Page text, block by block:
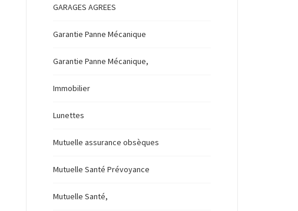
GARAGES AGREES
Garantie Panne Mécanique
Garantie Panne Mécanique,
Immobilier
Lunettes
Mutuelle assurance obsèques
Mutuelle Santé Prévoyance
Mutuelle Santé,